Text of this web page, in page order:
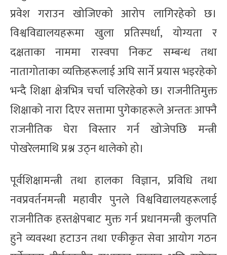
प्रवेश गराउन खोजिएको आरोप लागिरहेको छ।
विश्वविद्यालयहरूमा खुला प्रतिस्पर्धा, योग्यता र
दक्षताका नाममा रास्वपा निकट सम्बन्ध तथा
नातागोताका व्यक्तिहरूलाई अघि सार्ने प्रयास भइरहेको
भन्दै शिक्षा क्षेत्रभित्र चर्चा चलिरहेको छ। राजनीतिमुक्त
शिक्षाको नारा दिएर सत्तामा पुगेकाहरूले अन्ततः आफ्नै
राजनीतिक घेरा विस्तार गर्न खोजेपछि मन्त्री
पोखरेलमाथि प्रश्न उठ्न थालेको हो।
पूर्वशिक्षामन्त्री तथा हालका विज्ञान, प्रविधि तथा
नवप्रवर्तनमन्त्री महावीर पुनले विश्वविद्यालयहरूलाई
राजनीतिक हस्तक्षेपबाट मुक्त गर्न प्रधानमन्त्री कुलपति
हुने व्यवस्था हटाउन तथा एकीकृत सेवा आयोग गठन